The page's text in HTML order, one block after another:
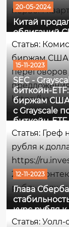
первом
количество
пишет
простыми
20-05-2024
Китай
облигаций
Статья:
биржам США
переговоров
https://
sec-said-to-
бумагам и
переговоры с
15-11-2023
SEC -
биткойн-
биржам США
с Grayscale
биткойн-ETF
Статья: Греф
рубля к
https://
рубль
нас нет
12-11-2023
Глава
курс рубля
Статья: